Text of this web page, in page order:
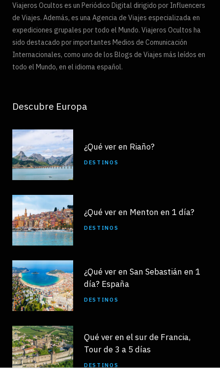
Viajeros Ocultos es un Periódico Digital dirigido por Influencers
de Viajes. Además, es una Agencia de Viajes especializada en
expediciones grupales por todo el Mundo. Viajeros Ocultos ha
sido destacado por importantes Medios de Comunicación
Internacionales, como uno de los Blogs de Viajes más leídos en
todo el Mundo, en el idioma español.
Descubre Europa
¿Qué ver en Riaño?
DESTINOS
¿Qué ver en Menton en 1 día?
DESTINOS
¿Qué ver en San Sebastián en 1
día? España
DESTINOS
Qué ver en el sur de Francia,
Tour de 3 a 5 días
DESTINOS